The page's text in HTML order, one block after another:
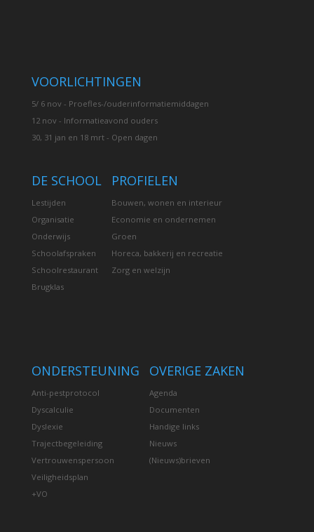
VOORLICHTINGEN
5/ 6 nov - Proefles-/ouderinformatiemiddagen
12 nov - Informatieavond ouders
30, 31 jan en 18 mrt - Open dagen
DE SCHOOL
Lestijden
Organisatie
Onderwijs
Schoolafspraken
Schoolrestaurant
Brugklas
PROFIELEN
Bouwen, wonen en interieur
Economie en ondernemen
Groen
Horeca, bakkerij en recreatie
Zorg en welzijn
ONDERSTEUNING
Anti-pestprotocol
Dyscalculie
Dyslexie
Trajectbegeleiding
Vertrouwenspersoon
Veiligheidsplan
+VO
OVERIGE ZAKEN
Agenda
Documenten
Handige links
Nieuws
(Nieuws)brieven